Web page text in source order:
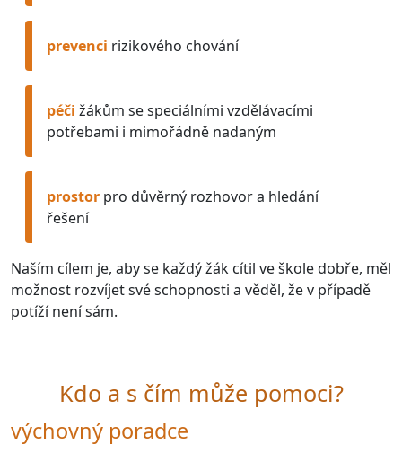
prevenci rizikového chování
péči žákům se speciálními vzdělávacími
potřebami i mimořádně nadaným
prostor pro důvěrný rozhovor a hledání
řešení
Naším cílem je, aby se každý žák cítil ve škole dobře, měl
možnost rozvíjet své schopnosti a věděl, že v případě
potíží není sám.
Kdo a s čím může pomoci?
výchovný poradce